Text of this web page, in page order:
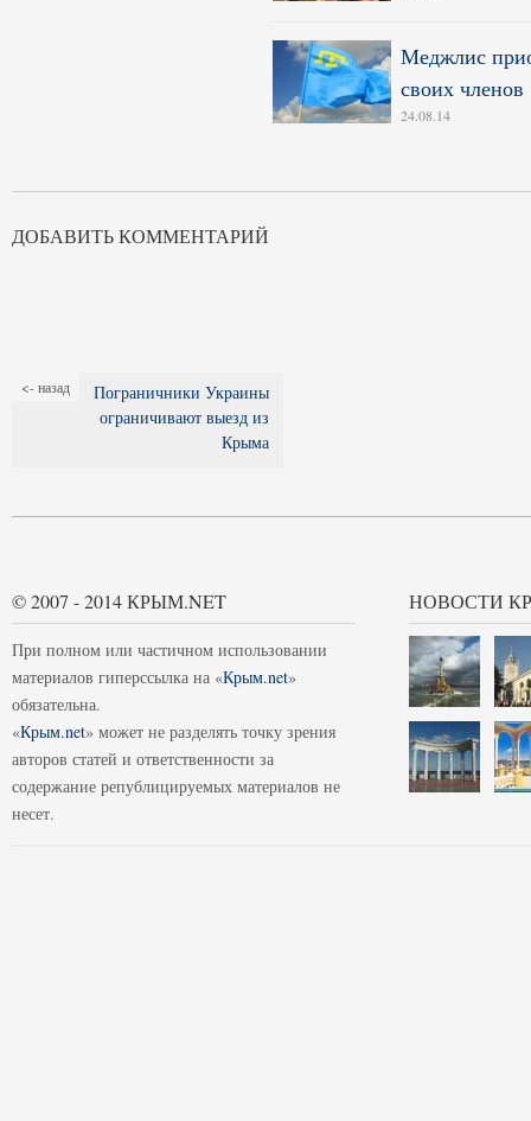
Меджлис
своих членов
24.08.14
ДОБАВИТЬ КОММЕНТАРИЙ
<- назад
Пограничники Украины
ограничивают выезд из
Крыма
© 2007 - 2014 КРЫМ.NET
При полном или частичном использовании
материалов гиперссылка на «Крым.net»
обязательна.
«Крым.net» может не разделять точку зрения
авторов статей и ответственности за
содержание републицируемых материалов не
несет.
НОВОСТИ